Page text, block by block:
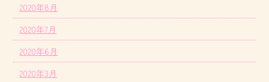
2020年8月
2020年7月
2020年6月
2020年3月